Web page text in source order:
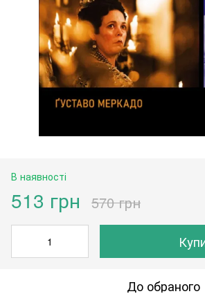
В наявності
513 грн 570 грн
До обраного